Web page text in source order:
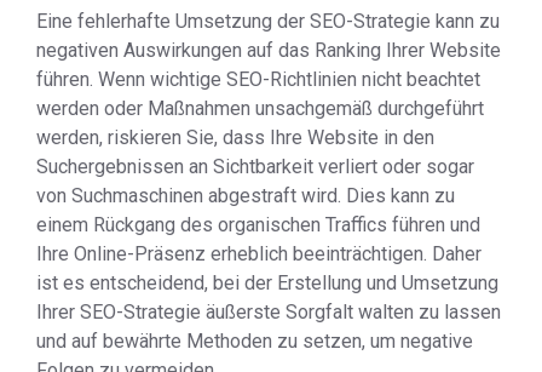
Eine fehlerhafte Umsetzung der SEO-Strategie kann zu
negativen Auswirkungen auf das Ranking Ihrer Website
führen. Wenn wichtige SEO-Richtlinien nicht beachtet
werden oder Maßnahmen unsachgemäß durchgeführt
werden, riskieren Sie, dass Ihre Website in den
Suchergebnissen an Sichtbarkeit verliert oder sogar
von Suchmaschinen abgestraft wird. Dies kann zu
einem Rückgang des organischen Traffics führen und
Ihre Online-Präsenz erheblich beeinträchtigen. Daher
ist es entscheidend, bei der Erstellung und Umsetzung
Ihrer SEO-Strategie äußerste Sorgfalt walten zu lassen
und auf bewährte Methoden zu setzen, um negative